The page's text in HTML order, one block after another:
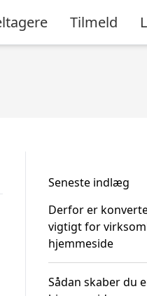
Tilmeld
Seneste indlæg
Derfor er
vigtigt for
hjemmeside
Sådan skaber du